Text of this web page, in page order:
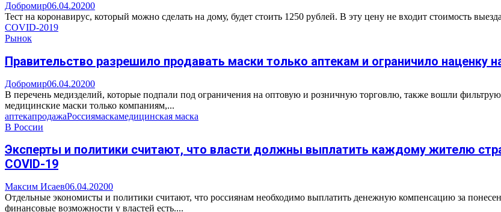
Добромир06.04.20200
Тест на коронавирус, который можно сделать на дому, будет стоить 1250 рублей. В эту цену не входит стоимость
COVID-2019
Рынок
Правительство разрешило продавать маски только аптекам и ограничило наценку
Добромир06.04.20200
В перечень медизделий, которые подпали под ограничения на оптовую и розничную торговлю, также вошли
медицинские маски только компаниям,...
аптекапродажаРоссиямаскамедицинская маска
В России
Эксперты и политики считают, что власти должны выплатить каждому жителю
COVID-19
Максим Исаев06.04.20200
Отдельные экономисты и политики считают, что россиянам необходимо выплатить денежную компенсацию за
финансовые возможности у властей есть....